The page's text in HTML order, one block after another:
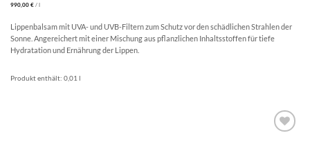
990,00 €/ l
Lippenbalsam mit UVA- und UVB-Filtern zum Schutz vor den schädlichen Strahlen der
Sonne. Angereichert mit einer Mischung aus pflanzlichen Inhaltsstoffen für tiefe
Hydratation und Ernährung der Lippen.
Produkt enthält: 0,01 l